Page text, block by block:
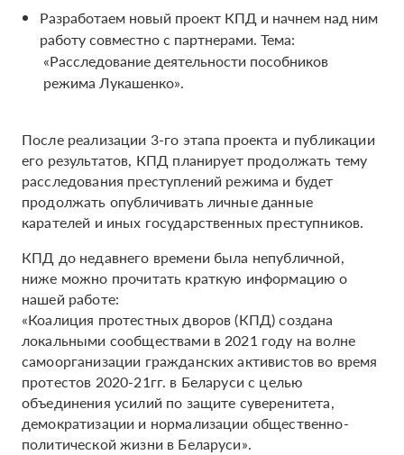
Разработаем новый проект КПД и начнем над ним
работу совместно с партнерами. Тема:
«Расследование деятельности пособников
режима Лукашенко».
После реализации 3-го этапа проекта и публикации
его результатов, КПД планирует продолжать тему
расследования преступлений режима и будет
продолжать опубличивать личные данные
карателей и иных государственных преступников.
КПД до недавнего времени была непубличной,
ниже можно прочитать краткую информацию о
нашей работе:
«Коалиция протестных дворов (КПД) создана
локальными сообществами в 2021 году на волне
самоорганизации гражданских активистов во время
протестов 2020-21гг. в Беларуси с целью
объединения усилий по защите суверенитета,
демократизации и нормализации общественно-
политической жизни в Беларуси».